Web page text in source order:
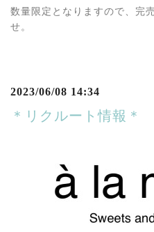
数量限定となりますので、完
せ。
2023/06/08 14:34
＊リクルート情報＊